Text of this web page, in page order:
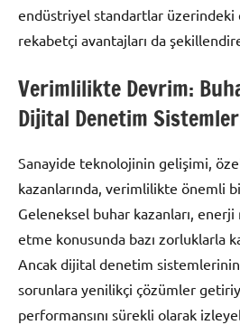
endüstriyel standartlar üzerindeki
rekabetçi avantajları da
Verimlilikte Devrim:
Dijital Denetim
Sanayide teknolojinin gelişimi,
kazanlarında, verimlilikte önemli
Geleneksel buhar kazanları,
etme konusunda bazı zorluklarla
Ancak dijital denetim
sorunlara yenilikçi çözümler
performansını sürekli olarak